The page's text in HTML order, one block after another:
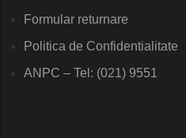
Formular returnare
Politica de Confidentialitate
ANPC – Tel: (021) 9551